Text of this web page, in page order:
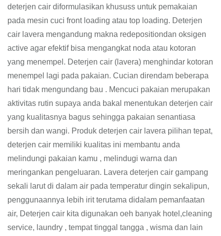
deterjen cair diformulasikan khususs untuk pemakaian
pada mesin cuci front loading atau top loading. Deterjen
cair lavera mengandung makna redepositiondan oksigen
active agar efektif bisa mengangkat noda atau kotoran
yang menempel. Deterjen cair (lavera) menghindar kotoran
menempel lagi pada pakaian. Cucian direndam beberapa
hari tidak mengundang bau . Mencuci pakaian merupakan
aktivitas rutin supaya anda bakal menentukan deterjen cair
yang kualitasnya bagus sehingga pakaian senantiasa
bersih dan wangi. Produk deterjen cair lavera pilihan tepat,
deterjen cair memiliki kualitas ini membantu anda
melindungi pakaian kamu , melindugi warna dan
meringankan pengeluaran. Lavera deterjen cair gampang
sekali larut di dalam air pada temperatur dingin sekalipun,
penggunaannya lebih irit terutama didalam pemanfaatan
air, Deterjen cair kita digunakan oeh banyak hotel,cleaning
service, laundry , tempat tinggal tangga , wisma dan lain